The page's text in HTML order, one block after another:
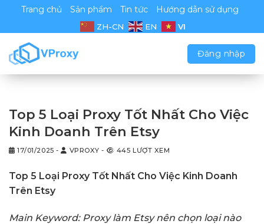
Chuyển
nội
dung
Trang chủ Sản phẩm Tin tức Hướng dẫn sử dụng
ZH-CN EN VI
Đăng nhập
Top 5 Loại Proxy Tốt Nhất Cho Việc
Kinh Doanh Trên Etsy
17/01/2025 - VPROXY - 445 LƯỢT XEM
Top 5 Loại Proxy Tốt Nhất Cho Việc Kinh Doanh
Trên Etsy
Main Keyword: Proxy làm Etsy nên chọn loại nào